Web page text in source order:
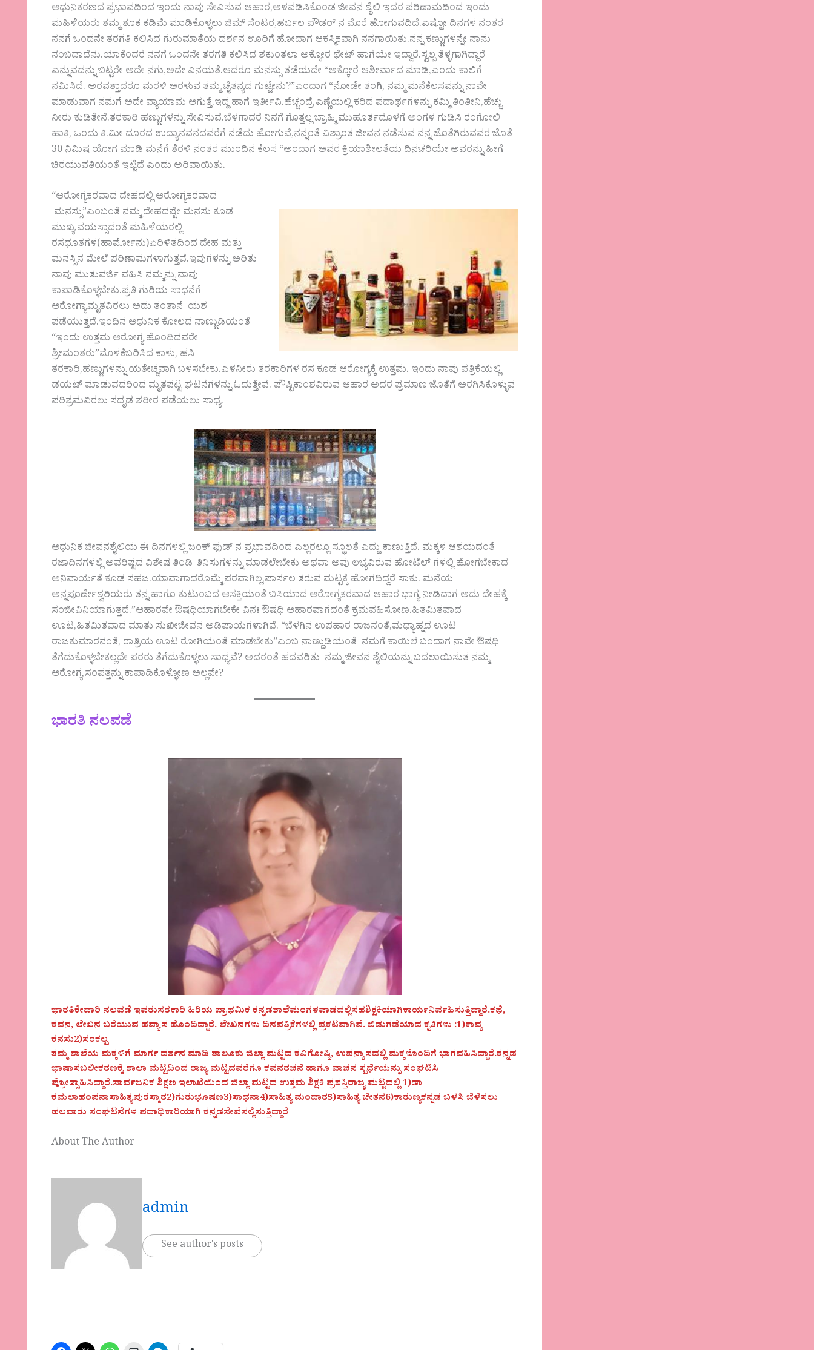
ಆಧುನಿಕರಣದ ಪ್ರಭಾವದಿಂದ ಇಂದು ನಾವು ಸೇವಿಸುವ ಆಹಾರ,ಅಳವಡಿಸಿಕೊಂಡ ಜೀವನ ಶೈಲಿ ಇದರ ಪರಿಣಾಮದಿಂದ ಇಂದು
ಮಹಿಳೆಯರು ತಮ್ಮ ತೂಕ ಕಡಿಮೆ ಮಾಡಿಕೊಳ್ಳಲು ಜಿಮ್ ಸೆಂಟರ,ಹರ್ಬಲ ಪೌಡರ್ ನ ಮೊರೆ ಹೋಗುವದಿದೆ.ಎಷ್ಟೋ ದಿನಗಳ ನಂತರ
ನನಗೆ ಒಂದನೇ ತರಗತಿ ಕಲಿಸಿದ ಗುರುಮಾತೆಯ ದರ್ಶನ ಊರಿಗೆ ಹೋದಾಗ ಆಕಸ್ಮಿಕವಾಗಿ ನನಗಾಯಿತು.ನನ್ನ ಕಣ್ಣುಗಳನ್ನೇ ನಾನು
ನಂಬದಾದೆನು.ಯಾಕೆಂದರೆ ನನಗೆ ಒಂದನೇ ತರಗತಿ ಕಲಿಸಿದ ಶಕುಂತಲಾ ಅಕ್ಕೋರ ಥೇಟ್ ಹಾಗೆಯೇ ಇದ್ದಾರೆ.ಸ್ವಲ್ಪ ತೆಳ್ಳಗಾಗಿದ್ದಾರೆ
ಎನ್ನುವದನ್ನು ಬಿಟ್ಟರೇ ಅದೇ ನಗು,ಅದೇ ವಿನಯತೆ.ಆದರೂ ಮನಸ್ಸು ತಡೆಯದೇ “ಅಕ್ಕೋರೆ ಆಶೀರ್ವಾದ ಮಾಡಿ,ಎಂದು ಕಾಲಿಗೆ
ನಮಿಸಿದೆ. ಅರವತ್ತಾದರೂ ಮರಳಿ ಅರಳುವ ತಮ್ಮ ಚೈತನ್ಯದ ಗುಟ್ಟೇನು?”ಎಂದಾಗ “ನೋಡೇ ತಂಗಿ, ನಮ್ಮ ಮನೆಕೆಲಸವನ್ನು ನಾವೇ
ಮಾಡುವಾಗ ನಮಗೆ ಅದೇ ವ್ಯಾಯಾಮ ಆಗುತ್ತೆ.ಇದ್ದ ಹಾಗೆ ಇರ್ತೀವಿ.ಹೆಚ್ಚಂದ್ರೆ ಎಣ್ಣೆಯಲ್ಲಿ ಕರಿದ ಪದಾರ್ಥಗಳನ್ನು ಕಮ್ಮಿ ತಿಂತೀನಿ,ಹೆಚ್ಚು
ನೀರು ಕುಡಿತೇನೆ.ತರಕಾರಿ ಹಣ್ಣುಗಳನ್ನು ಸೇವಿಸುವೆ.ಬೆಳಗಾದರೆ ನಿನಗೆ ಗೊತ್ತಲ್ಲ ಬ್ರಾಹ್ಮಿ ಮುಹೂರ್ತದೊಳಗೆ ಅಂಗಳ ಗುಡಿಸಿ ರಂಗೋಲಿ
ಹಾಕಿ, ಒಂದು ಕಿ.ಮೀ ದೂರದ ಉದ್ಯಾನವನದವರೆಗೆ ನಡೆದು ಹೋಗುವೆ,ನನ್ನಂತೆ ವಿಶ್ರಾಂತ ಜೀವನ ನಡೆಸುವ ನನ್ನ ಜೊತೆಗಿರುವವರ ಜೊತೆ
30 ನಿಮಿಷ ಯೋಗ ಮಾಡಿ ಮನೆಗೆ ತೆರಳಿ ನಂತರ ಮುಂದಿನ ಕೆಲಸ “ಅಂದಾಗ ಅವರ ಕ್ರಿಯಾಶೀಲತೆಯ ದಿನಚರಿಯೇ ಅವರನ್ನು ಹೀಗೆ
ಚಿರಯುವತಿಯಂತೆ ಇಟ್ಟಿದೆ ಎಂದು ಅರಿವಾಯಿತು.
“ಆರೋಗ್ಯಕರವಾದ ದೇಹದಲ್ಲಿ ಆರೋಗ್ಯಕರವಾದ
ಮನಸ್ಸು”ಎಂಬಂತೆ ನಮ್ಮ ದೇಹದಷ್ಟೇ ಮನಸು ಕೂಡ
ಮುಖ್ಯ.ವಯಸ್ಸಾದಂತೆ ಮಹಿಳೆಯರಲ್ಲಿ
ರಸಧೂತಗಳ(ಹಾರ್ಮೋನು)ಏರಿಳಿತದಿಂದ ದೇಹ ಮತ್ತು
ಮನಸ್ಸಿನ ಮೇಲೆ ಪರಿಣಾಮಗಳಾಗುತ್ತವೆ.ಇವುಗಳನ್ನು ಅರಿತು
ನಾವು ಮುತುವರ್ಜಿ ವಹಿಸಿ ನಮ್ಮನ್ನು ನಾವು
ಕಾಪಾಡಿಕೊಳ್ಳಬೇಕು.ಪ್ರತಿ ಗುರಿಯ ಸಾಧನೆಗೆ
ಆರೋಗ್ಯಾಮೃತವಿರಲು ಅದು ತಂತಾನೆ ಯಶ
ಪಡೆಯುತ್ತದೆ.ಇಂದಿನ ಆಧುನಿಕ ಕೋಲದ ನಾಣ್ಣುಡಿಯಂತೆ
“ಇಂದು ಉತ್ತಮ ಆರೋಗ್ಯ ಹೊಂದಿದವರೇ
ಶ್ರೀಮಂತರು”ಮೊಳಕೆಬರಿಸಿದ ಕಾಳು, ಹಸಿ
ತರಕಾರಿ,ಹಣ್ಣುಗಳನ್ನು ಯತೇಚ್ಜವಾಗಿ ಬಳಸಬೇಕು.ಎಳನೀರು ತರಕಾರಿಗಳ ರಸ ಕೂಡ ಆರೋಗ್ಯಕ್ಕೆ ಉತ್ತಮ. ಇಂದು ನಾವು ಪತ್ರಿಕೆಯಲ್ಲಿ
ಡಯಟ್ ಮಾಡುವದರಿಂದ ಮೃತಪಟ್ಟ ಘಟನೆಗಳನ್ನು ಓದುತ್ತೇವೆ. ಪೌಷ್ಟಿಕಾಂಶವಿರುವ ಆಹಾರ ಅದರ ಪ್ರಮಾಣ ಜೊತೆಗೆ ಅರಗಿಸಿಕೊಳ್ಳುವ
ಪರಿಶ್ರಮವಿರಲು ಸದೃಡ ಶರೀರ ಪಡೆಯಲು ಸಾಧ್ಯ.
ಆಧುನಿಕ ಜೀವನಶೈಲಿಯ ಈ ದಿನಗಳಲ್ಲಿ ಜಂಕ್ ಫುಡ್ ನ ಪ್ರಭಾವದಿಂದ ಎಲ್ಲರಲ್ಲೂ ಸ್ಥೂಲತೆ ಎದ್ದು ಕಾಣುತ್ತಿದೆ. ಮಕ್ಕಳ ಆಶಯದಂತೆ
ರಜಾದಿನಗಳಲ್ಲಿ ಅವರಿಷ್ಟದ ವಿಶೇಷ ತಿಂಡಿ-ತಿನಿಸುಗಳನ್ನು ಮಾಡಲೇಬೇಕು ಅಥವಾ ಅವು ಲಭ್ಯವಿರುವ ಹೋಟೆಲ್ ಗಳಲ್ಲಿ ಹೋಗಬೇಕಾದ
ಅನಿವಾರ್ಯತೆ ಕೂಡ ಸಹಜ.ಯಾವಾಗಾದರೊಮ್ಮೆ ಪರವಾಗಿಲ್ಲ,ಪಾರ್ಸಲ ತರುವ ಮಟ್ಟಕ್ಕೆ ಹೋಗದಿದ್ದರೆ ಸಾಕು. ಮನೆಯ
ಅನ್ನಪೂರ್ಣೇಶ್ವರಿಯರು ತನ್ನ ಹಾಗೂ ಕುಟುಂಬದ ಆಸಕ್ತಿಯಂತೆ ಬಿಸಿಯಾದ ಆರೋಗ್ಯಕರವಾದ ಆಹಾರ ಭಾಗ್ಯ ನೀಡಿದಾಗ ಅದು ದೇಹಕ್ಕೆ
ಸಂಜೀವಿನಿಯಾಗುತ್ತದೆ.”ಆಹಾರವೇ ಔಷಧಿಯಾಗಬೇಕೇ ವಿನಃ ಔಷಧಿ ಆಹಾರವಾಗದಂತೆ ಕ್ರಮವಹಿಸೋಣ.ಹಿತಮಿತವಾದ
ಊಟ,ಹಿತಮಿತವಾದ ಮಾತು ಸುಖೀಜೀವನ ಅಡಿಪಾಯಗಳಾಗಿವೆ. “ಬೆಳಗಿನ ಉಪಹಾರ ರಾಜನಂತೆ,ಮಧ್ಯಾಹ್ನದ ಊಟ
ರಾಜಕುಮಾರನಂತೆ, ರಾತ್ರಿಯ ಊಟ ರೋಗಿಯಂತೆ ಮಾಡಬೇಕು”ಎಂಬ ನಾಣ್ಣುಡಿಯಂತೆ ನಮಗೆ ಕಾಯಿಲೆ ಬಂದಾಗ ನಾವೇ ಔಷಧಿ
ತೆಗೆದುಕೊಳ್ಳಬೇಕಲ್ಲದೇ ಪರರು ತೆಗೆದುಕೊಳ್ಳಲು ಸಾಧ್ಯವೆ? ಅದರಂತೆ ಹದವರಿತು ನಮ್ಮ ಜೀವನ ಶೈಲಿಯನ್ನು ಬದಲಾಯಿಸುತ ನಮ್ಮ
ಆರೋಗ್ಯ ಸಂಪತ್ತನ್ನು ಕಾಪಾಡಿಕೊಳ್ಳೋಣ ಅಲ್ಲವೇ?
ಭಾರತಿ ನಲವಡೆ
ಭಾರತಿಕೇದಾರಿ ನಲವಡೆ ಇವರುಸರಕಾರಿ ಹಿರಿಯ ಪ್ರಾಥಮಿಕ ಕನ್ನಡಶಾಲೆಮಂಗಳವಾಡದಲ್ಲಿಸಹಶಿಕ್ಷಕಿಯಾಗಿಕಾರ್ಯನಿರ್ವಹಿಸುತ್ತಿದ್ದಾರೆ.ಕಥೆ,
ಕವನ, ಲೇಖನ ಬರೆಯುವ ಹವ್ಯಾಸ ಹೊಂದಿದ್ದಾರೆ. ಲೇಖನಗಳು ದಿನಪತ್ರಿಕೆಗಳಲ್ಲಿ ಪ್ರಕಟವಾಗಿವೆ. ಬಿಡುಗಡೆಯಾದ ಕೃತಿಗಳು :1)ಕಾವ್ಯ
ಕನಸು2)ಸಂಕಲ್ಪ
ತಮ್ಮ ಶಾಲೆಯ ಮಕ್ಕಳಿಗೆ ಮಾರ್ಗ ದರ್ಶನ ಮಾಡಿ ತಾಲೂಕು ಜಿಲ್ಲಾ ಮಟ್ಟದ ಕವಿಗೋಷ್ಠಿ, ಉಪನ್ಯಾಸದಲ್ಲಿ ಮಕ್ಕಳೊಂದಿಗೆ ಭಾಗವಹಿಸಿದ್ದಾರೆ.ಕನ್ನಡ
ಭಾಷಾಸಬಲೀಕರಣಕ್ಕೆ ಶಾಲಾ ಮಟ್ಟದಿಂದ ರಾಜ್ಯ ಮಟ್ಟದವರೆಗೂ ಕವನರಚನೆ ಹಾಗೂ ವಾಚನ ಸ್ಪರ್ಧೆಯನ್ನು ಸಂಘಟಿಸಿ
ಪ್ರೋತ್ಸಾಹಿಸಿದ್ದಾರೆ.ಸಾರ್ವಜನಿಕ ಶಿಕ್ಷಣ ಇಲಾಖೆಯಿಂದ ಜಿಲ್ಲಾ ಮಟ್ಟದ ಉತ್ತಮ ಶಿಕ್ಷಕಿ ಪ್ರಶಸ್ತಿರಾಜ್ಯ ಮಟ್ಟದಲ್ಲಿ 1)ಡಾ
ಕಮಲಾಹಂಪನಾಸಾಹಿತ್ಯಪುರಸ್ಕಾರ2)ಗುರುಭೂಷಣ3)ಸಾಧನಾ4)ಸಾಹಿತ್ಯ ಮಂದಾರ5)ಸಾಹಿತ್ಯ ಚೇತನ6)ಕಾರುಣ್ಯಕನ್ನಡ ಬಳಸಿ ಬೆಳೆಸಲು
ಹಲವಾರು ಸಂಘಟನೆಗಳ ಪದಾಧಿಕಾರಿಯಾಗಿ ಕನ್ನಡಸೇವೆಸಲ್ಲಿಸುತ್ತಿದ್ದಾರೆ
About The Author
admin
See author's posts